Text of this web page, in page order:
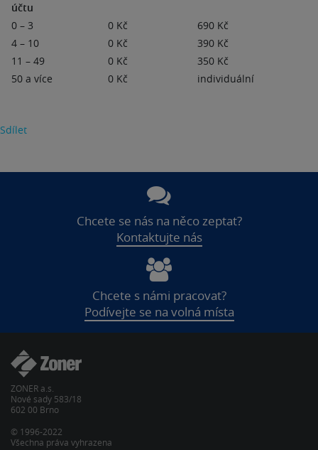
účtu
0 – 3 0 Kč
690 Kč
4 – 10
0 Kč
390 Kč
11 – 49
0 Kč
350 Kč
50 a více
0 Kč individuální
Sdílet
Chcete se nás na něco zeptat?
Kontaktujte nás
Chcete s námi pracovat?
Podívejte se na volná místa
ZONER a.s.
Nové sady 583/18
602 00 Brno
© 1996-2022
Všechna práva vyhrazena